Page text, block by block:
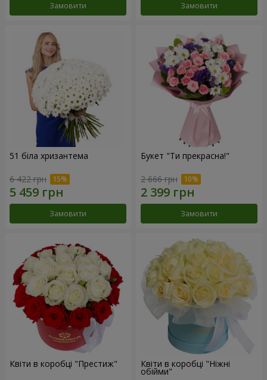
Замовити Замовити
51 біла хризантема
6 422 грн
Замовити
Букет "Ти прекрасна!"
2 666 грн
Замовити
Квіти в коробці "Престиж" Квіти в коробці "Ніжні
обійми"